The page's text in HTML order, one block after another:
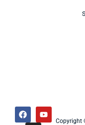
Copyright